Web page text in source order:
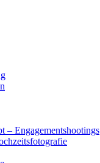
– Engagementshootings